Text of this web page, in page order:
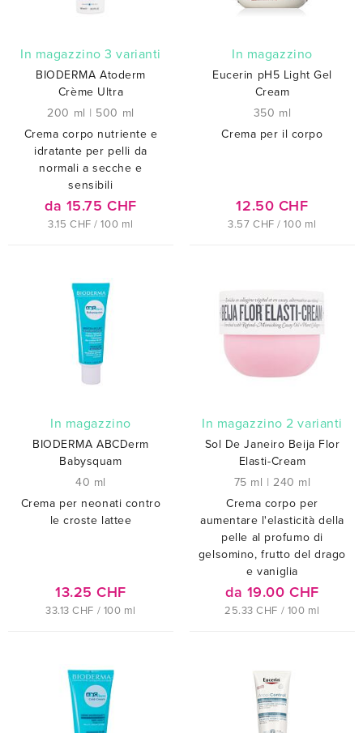
In magazzino 3 varianti
BIODERMA Atoderm
Crème Ultra
200 ml | 500 ml
Crema corpo nutriente e
idratante per pelli da
normali a secche e
sensibili
da 15.75 CHF
3.15 CHF / 100 ml
In magazzino
Eucerin pH5 Light Gel
Cream
350 ml
Crema per il corpo
12.50 CHF
3.57 CHF / 100 ml
In magazzino
BIODERMA ABCDerm
Babysquam
40 ml
Crema per neonati contro
le croste lattee
13.25 CHF
33.13 CHF / 100 ml
In magazzino 2 varianti
Sol De Janeiro Beija Flor
Elasti-Cream
75 ml |240 ml
Crema corpo per
aumentare l'elasticità della
pelle al profumo di
gelsomino, frutto del drago
e vaniglia
da 19.00 CHF
25.33 CHF / 100 ml